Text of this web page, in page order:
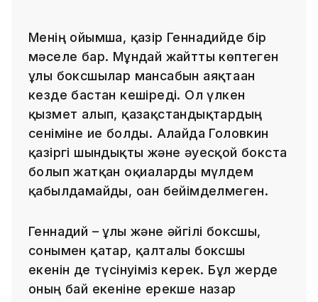
Менің ойымша, қазір Геннадийде бір
мәселе бар. Мұндай жайтты көптеген
ұлы боксшылар мансабын аяқтаған
кезде бастан кешіреді. Ол үлкен
қызмет алып, қазақстандықтардың
сеніміне ие болды. Алайда Головкин
қазіргі шындықты және әуесқой бокста
болып жатқан оқиғаларды мүлдем
қабылдамайды, оған бейімделмеген.
Геннадий – ұлы және әйгілі боксшы,
сонымен қатар, қалталы боксшы
екенін де түсінуіміз керек. Бұл жерде
оның бай екеніне ерекше назар